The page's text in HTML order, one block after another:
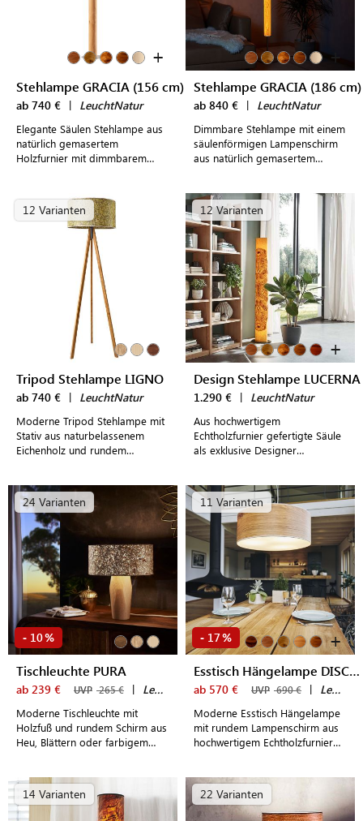
+
Stehlampe GRACIA (156 cm)
ab 740 € | LeuchtNatur
Elegante Säulen Stehlampe aus
natürlich gemasertem
Holzfurnier mit dimmbarem
+
Stehlampe GRACIA (186 cm)
ab 840 € | LeuchtNatur
Dimmbare Stehlampe mit einem
säulenförmigen Lampenschirm
aus natürlich gemasertem
12 Varianten
Tripod Stehlampe LIGNO
ab 740 € | LeuchtNatur
Moderne Tripod Stehlampe mit
Stativ aus naturbelassenem
Eichenholz und rundem
12 Varianten
+
Design Stehlampe LUCERNA
1.290 € | LeuchtNatur
Aus hochwertigem
Echtholzfurnier gefertigte Säule
als exklusive Designer
Wohnräume
24 Varianten
- 10%
Tischleuchte PURA
ab 239 € UVP 265 € | LeuchtNatur
Moderne Tischleuchte mit
Holzfuß und rundem Schirm aus
Heu, Blättern oder farbigem
11 Varianten
- 17% +
Esstisch Hängelampe DISCUS (55 cm)
ab 570 € UVP 690 € | LeuchtNatur
Moderne Esstisch Hängelampe
mit rundem Lampenschirm aus
hochwertigem Echtholzfurnier
14 Varianten 22 Varianten